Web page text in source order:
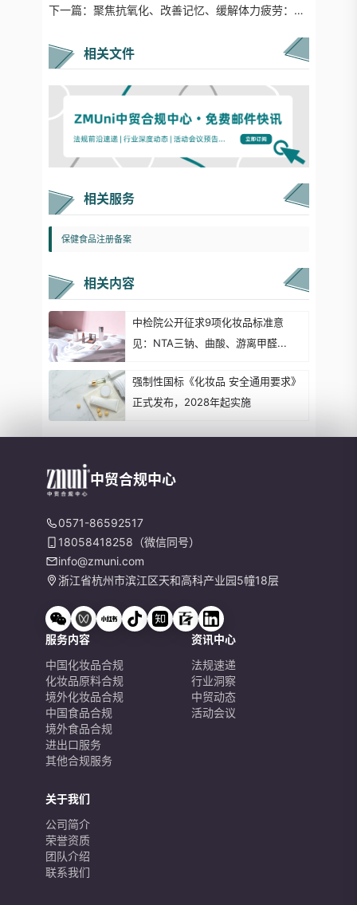
下一篇： 聚焦抗氧化、改善记忆、缓解体力疲劳：海洋保健食品获重点支持
相关文件
相关服务
保健食品注册备案
相关内容
中检院公开征求9项化妆品标准意
见：NTA三钠、曲酸、游离甲醛...
强制性国标《化妆品 安全通用要求》
正式发布，2028年起实施
中贸合规中心
0571-86592517
18058418258（微信同号）
info@zmuni.com
浙江省杭州市滨江区天和高科产业园5幢18层
服务内容
中国化妆品合规
化妆品原料合规
境外化妆品合规
中国食品合规
境外食品合规
进出口服务
其他合规服务
资讯中心
法规速递
行业洞察
中贸动态
活动会议
关于我们
公司简介
荣誉资质
团队介绍
联系我们